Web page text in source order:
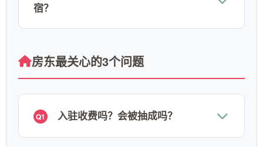
宿？
房东最关心的3个问题
Q1 入驻收费吗？会被抽成吗？